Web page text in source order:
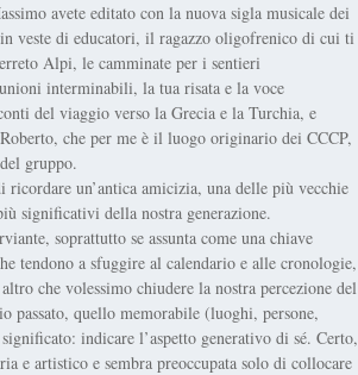
avete editato con la nuova sigla musicale dei
veste di educatori, il ragazzo oligofrenico di cui ti
Alpi, le camminate per i sentieri
interminabili, la tua risata e la voce
del viaggio verso la Grecia e la Turchia, e
che per me è il luogo originario dei CCCP,
gruppo.
un’antica amicizia, una delle più vecchie
significativi della nostra generazione.
soprattutto se assunta come una chiave
tendono a sfuggire al calendario e alle cronologie,
che volessimo chiudere la nostra percezione del
quello memorabile (luoghi, persone,
indicare l’aspetto generativo di sé. Certo,
e artistico e sembra preoccupata solo di collocare